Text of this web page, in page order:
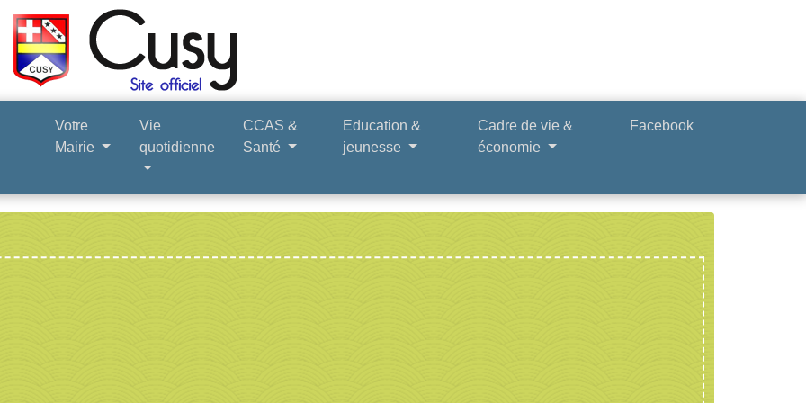
Votre
Mairie
Vie
quotidienne
CCAS &
Santé
Education &
jeunesse
Cadre de vie &
économie
Facebook